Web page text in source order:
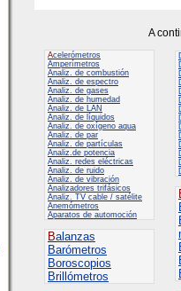
A
Acelerómetros
Amperímetros
Analiz. de combustión
Analiz. de espectro
Analiz. de gases
Analiz. de humedad
Analiz. de LAN
Analiz. de líquidos
Analiz. de oxígeno aqua
Analiz. de par
Analiz. de partículas
Analiz.de potencia
Analiz. redes eléctricas
Analiz. de ruido
Analiz. de vibración
Analizadores trifásicos
Analiz. TV cable / satélite
Anemómetros
Aparatos de automoción
Balanzas
Barómetros
Boroscopios
Brillómetros